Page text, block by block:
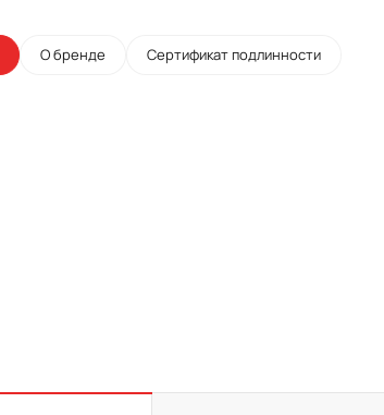
О бренде Сертификат подлинности